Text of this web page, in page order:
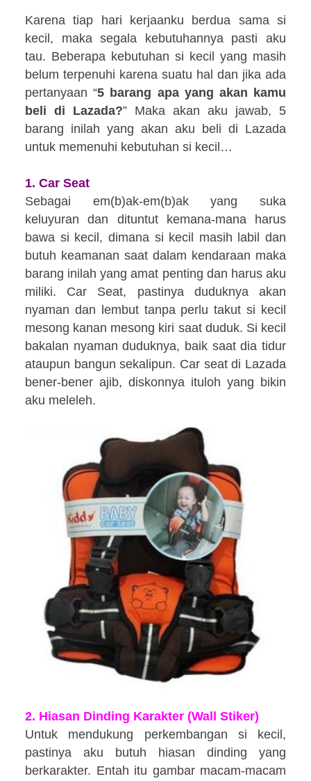
Karena tiap hari kerjaanku berdua sama si
kecil, maka segala kebutuhannya pasti aku
tau. Beberapa kebutuhan si kecil yang masih
belum terpenuhi karena suatu hal dan jika ada
pertanyaan “5 barang apa yang akan kamu
beli di Lazada?” Maka akan aku jawab, 5
barang inilah yang akan aku beli di Lazada
untuk memenuhi kebutuhan si kecil…
1. Car Seat
Sebagai em(b)ak-em(b)ak yang suka
keluyuran dan dituntut kemana-mana harus
bawa si kecil, dimana si kecil masih labil dan
butuh keamanan saat dalam kendaraan maka
barang inilah yang amat penting dan harus aku
miliki. Car Seat, pastinya duduknya akan
nyaman dan lembut tanpa perlu takut si kecil
mesong kanan mesong kiri saat duduk. Si kecil
bakalan nyaman duduknya, baik saat dia tidur
ataupun bangun sekalipun. Car seat di Lazada
bener-bener ajib, diskonnya ituloh yang bikin
aku meleleh.
2. Hiasan Dinding Karakter (Wall Stiker)
Untuk mendukung perkembangan si kecil,
pastinya aku butuh hiasan dinding yang
berkarakter. Entah itu gambar macam-macam